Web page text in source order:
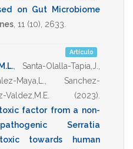
on Gut Microbiome
11 (10), 2633
Artículo
, Santa-Olalla-Tapia,J.
Maya,L.
Sanchez-
Valdez,M.E. (2023)
factor from a non-
Serratia
towards human